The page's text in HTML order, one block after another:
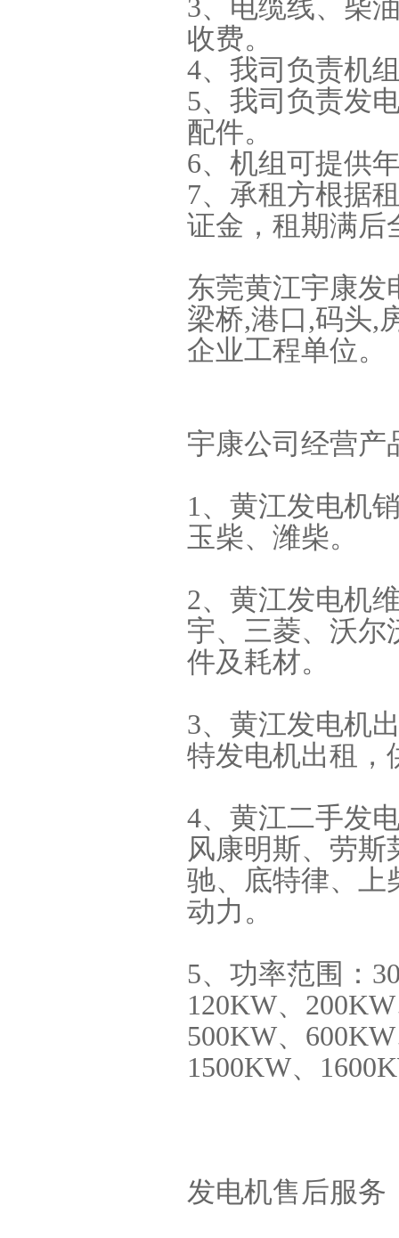
3、电缆线、柴
收费。
4、我司负责机
5、我司负责发
配件。
6、机组可提供
7、承租方根据
证金，租期满后
东莞黄江宇康发
梁桥,港口,码头,
企业工程单位。
宇康公司经营产
1、黄江发电机
玉柴、潍柴。
2、黄江发电机
宇、三菱、沃尔
件及耗材。
3、黄江发电机
特发电机出租，
4、黄江二手发
风康明斯、劳
驰、底特律、上
动力。
5、功率范围：
120KW、
500KW、
1500KW、
发电机售后服务